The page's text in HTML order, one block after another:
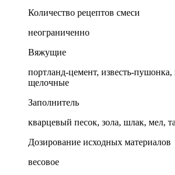
Количество рецептов смеси
неограниченно
Вяжущие
портланд-цемент, известь-
щелочные
Заполнитель
кварцевый песок, зола, шлак, мел,
Дозирование исходных материалов
весовое